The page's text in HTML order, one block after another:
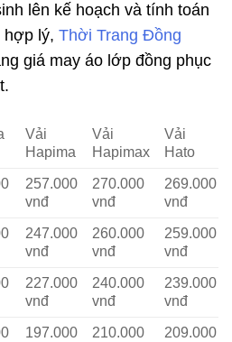
lên kế hoạch và tính toán
hợp lý, Thời Trang Đồng
giá may áo lớp đồng phục
Vải
Hapima
Vải
Hapimax
Vải
Hato
257.000
vnđ
270.000
vnđ
269.000
vnđ
247.000
vnđ
260.000
vnđ
259.000
vnđ
227.000
vnđ
240.000
vnđ
239.000
vnđ
197.000
210.000
209.000